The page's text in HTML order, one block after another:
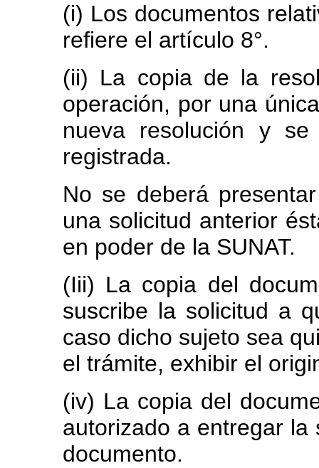
(i) Los documentos
refiere el artículo 8°.
(ii) La copia de la
operación, por una
nueva resolución y
registrada.
No se deberá
una solicitud anterior
en poder de la SUNAT.
(Iii) La copia del
suscribe la solicitud a
caso dicho sujeto sea
el trámite, exhibir el
(iv) La copia del
autorizado a entregar
documento.